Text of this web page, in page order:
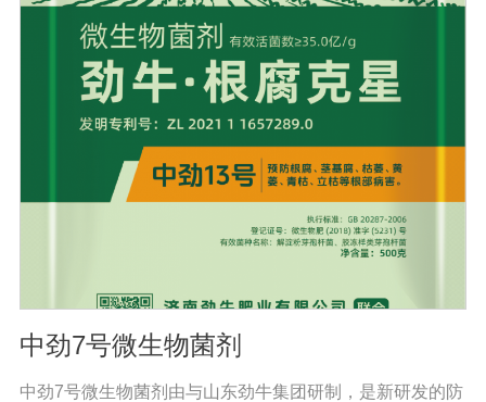
MAM-PF1、MAM-PF2、MAM-PF7d 和MAM-PF7e,MAM-
PF培养基不含动物性蛋白和多肽，无成分不明确的水解产
物。用户使用前需自行添加L-谷氨酰胺（0.6一8 mM）。
DMEM High GlouseDMEM培养基是使用BME改良培养
基，其氨基酸和维生素含量是BME培养的四倍。DMEM培
养基中含有非必需氨基酸和特定的必需微量元素，碳酸氢
钠的的浓度也提高了。标准配方DMEM培养基葡萄糖的含
量为1000 mg/L，高糖DMEM培养基葡萄糖的含量为4500
mg/L。DMEM早期是用来培养鼠胚胎细胞。
中劲7号微生物菌剂
中劲7号微生物菌剂由与山东劲牛集团研制，是新研发的防